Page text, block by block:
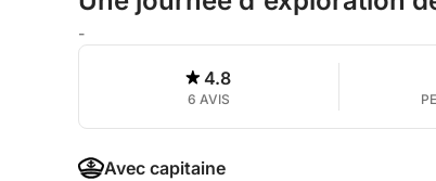
-
4.8
6 AVIS
Avec capitaine